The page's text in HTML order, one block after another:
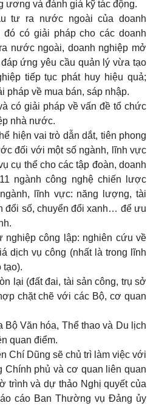
ương và đánh giá kỹ tác động.
tư ra nước ngoài của doanh
có giải pháp cho các doanh
nước ngoài, doanh nghiệp mở
ứng yêu cầu quản lý vừa tạo
tiếp tục phát huy hiệu quả;
pháp về mua bán, sáp nhập.
có giải pháp về vấn đề tổ chức
nhà nước.
hiện vai trò dẫn dắt, tiên phong
đối với một số ngành, lĩnh vực
cụ thể cho các tập đoàn, doanh
ngành công nghệ chiến lược
lĩnh vực: năng lượng, tài
đổi số, chuyển đổi xanh… để ưu
công lập: nghiên cứu về
dịch vụ công (nhất là trong lĩnh
tạo).
lại (đất đai, tài sản công, trụ sở
chặt chẽ với các Bộ, cơ quan
Bộ Văn hóa, Thể thao và Du lịch
quan điểm.
Chí Dũng sẽ chủ trì làm việc với
Chính phủ và cơ quan liên quan
trình và dự thảo Nghị quyết của
cáo Ban Thường vụ Đảng ủy